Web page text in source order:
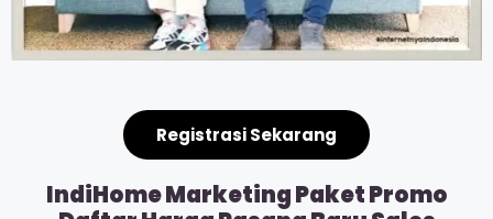
Registrasi Sekarang
IndiHome Marketing Paket Promo